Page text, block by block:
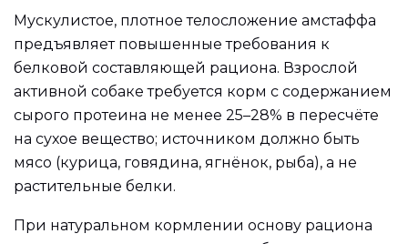
Мускулистое, плотное телосложение амстаффа
предъявляет повышенные требования к
белковой составляющей рациона. Взрослой
активной собаке требуется корм с содержанием
сырого протеина не менее 25–28% в пересчёте
на сухое вещество; источником должно быть
мясо (курица, говядина, ягнёнок, рыба), а не
растительные белки.
При натуральном кормлении основу рациона